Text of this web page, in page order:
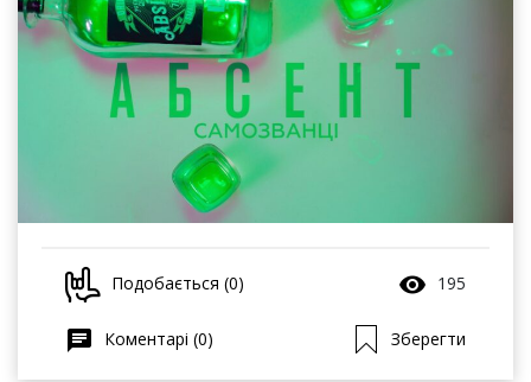
Подобається (0) 195
Коментарі (0) Зберегти